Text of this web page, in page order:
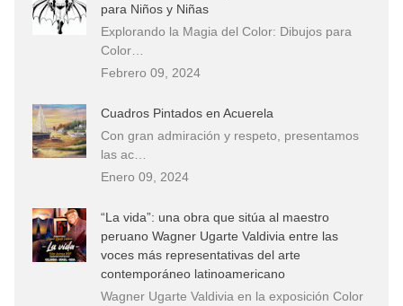
para Niños y Niñas
Explorando la Magia del Color: Dibujos para
Color…
Febrero 09, 2024
Cuadros Pintados en Acuerela
Con gran admiración y respeto, presentamos
las ac…
Enero 09, 2024
“La vida”: una obra que sitúa al maestro
peruano Wagner Ugarte Valdivia entre las
voces más representativas del arte
contemporáneo latinoamericano
Wagner Ugarte Valdivia en la exposición Color